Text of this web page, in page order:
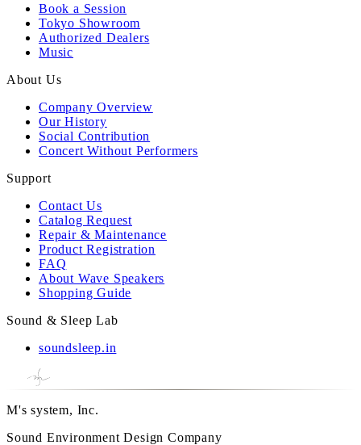
Book a Session
Tokyo Showroom
Authorized Dealers
Music
About Us
Company Overview
Our History
Social Contribution
Concert Without Performers
Support
Contact Us
Catalog Request
Repair & Maintenance
Product Registration
FAQ
About Wave Speakers
Shopping Guide
Sound & Sleep Lab
soundsleep.in
M's system, Inc.
Sound Environment Design Company